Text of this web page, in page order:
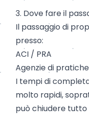
3. Dove fare il
Il passaggio di
presso:
ACI / PRA
Agenzie di
I tempi di
molto rapidi,
può chiudere tutto